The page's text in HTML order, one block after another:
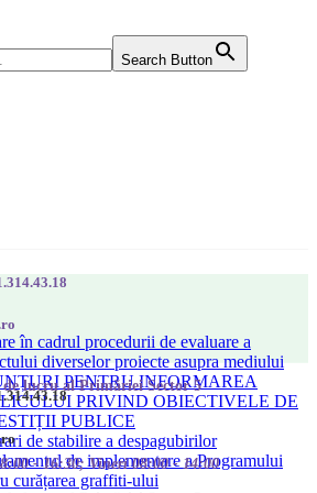
Search Button
în cadrul procedurii de evaluare a
diverselor proiecte asupra mediului
PENTRU INFORMAREA
PRIVIND OBIECTIVELE DE
PUBLICE
de stabilire a despagubirilor
de implementare a Programului
curățarea graffiti-ului
lucru al Primăriei Sector 5
- 16:30; Vineri 08:00 - 14:00